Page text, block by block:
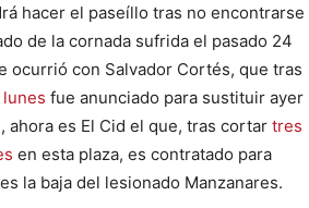
hacer el paseíllo tras no encontrarse
de la cornada sufrida el pasado 24
ocurrió con Salvador Cortés, que tras
fue anunciado para sustituir ayer
ahora es El Cid el que, tras cortar tres
en esta plaza, es contratado para
la baja del lesionado Manzanares.